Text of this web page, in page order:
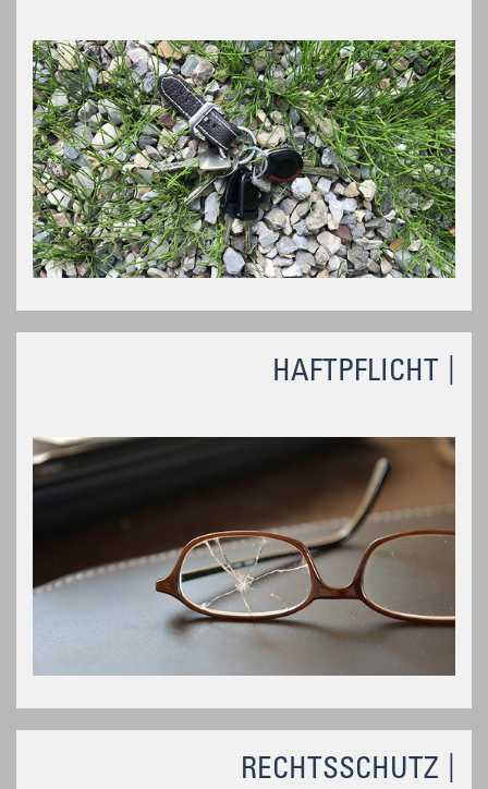
HAFTPFLICHT
RECHTSSCHUTZ